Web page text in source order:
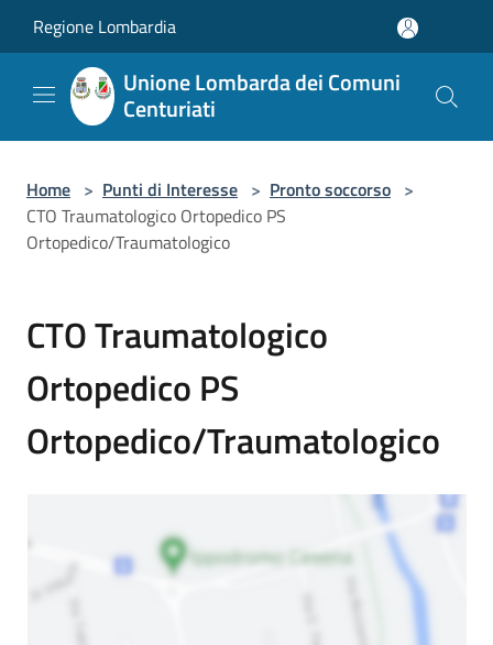
Regione Lombardia
Unione Lombarda dei Comuni
Centuriati
Home > Punti di Interesse > Pronto soccorso >
CTO Traumatologico Ortopedico PS
Ortopedico/Traumatologico
CTO Traumatologico
Ortopedico PS
Ortopedico/Traumatologico